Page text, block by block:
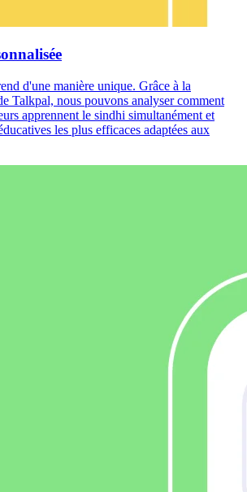
d'une manière unique. Grâce à la
Talkpal, nous pouvons analyser comment
apprennent le sindhi simultanément et
les plus efficaces adaptées aux